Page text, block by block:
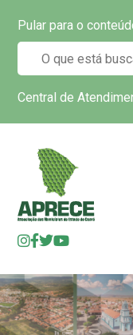
Pular para o
Central de